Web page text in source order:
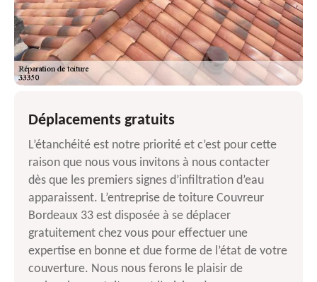
Déplacements gratuits
L’étanchéité est notre priorité et c’est pour cette
raison que nous vous invitons à nous contacter
dès que les premiers signes d’infiltration d’eau
apparaissent. L’entreprise de toiture Couvreur
Bordeaux 33 est disposée à se déplacer
gratuitement chez vous pour effectuer une
expertise en bonne et due forme de l’état de votre
couverture. Nous nous ferons le plaisir de